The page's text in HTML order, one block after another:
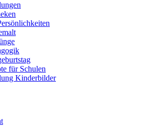
für Schulen
Kinderbilder